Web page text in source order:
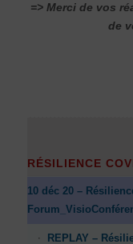
=> Merci de vos
de
RÉSILIENCE
10 déc 20 –
REPLAY –